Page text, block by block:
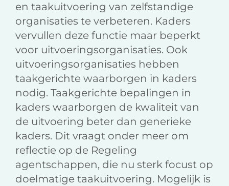
en taakuitvoering van zelfstandige
organisaties te verbeteren. Kaders
vervullen deze functie maar beperkt
voor uitvoeringsorganisaties. Ook
uitvoeringsorganisaties hebben
taakgerichte waarborgen in kaders
nodig. Taakgerichte bepalingen in
kaders waarborgen de kwaliteit van
de uitvoering beter dan generieke
kaders. Dit vraagt onder meer om
reflectie op de Regeling
agentschappen, die nu sterk focust op
doelmatige taakuitvoering. Mogelijk is